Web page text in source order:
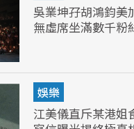
吳業坤孖胡鴻鈞美
無虛席坐滿數千粉
娛樂
江美儀直斥某港姐